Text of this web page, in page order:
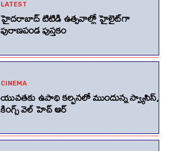
LATEST
హైదరాబాద్ టిటిడి ఉత్సవాల్లో హైలైట్‌గా
పురాణపండ పుస్తకం
CINEMA
యువతకు ఉపాధి కల్పనలో ముందున్న స్వ్యాసిస్,
కింగ్స్‌ వెల్‌ హెచ్‌ ఆర్‌